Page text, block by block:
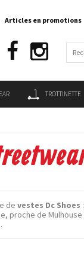
TROTTINETTE
Articles en promotions
de vestes Dc Shoes
proche de Mulhouse